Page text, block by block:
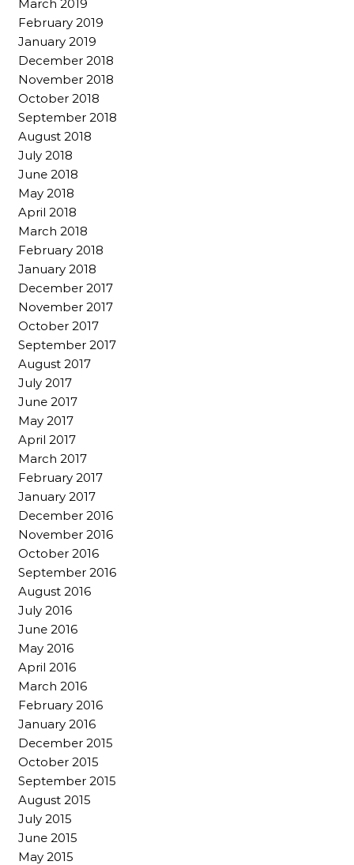
March 2019
February 2019
January 2019
December 2018
November 2018
October 2018
September 2018
August 2018
July 2018
June 2018
May 2018
April 2018
March 2018
February 2018
January 2018
December 2017
November 2017
October 2017
September 2017
August 2017
July 2017
June 2017
May 2017
April 2017
March 2017
February 2017
January 2017
December 2016
November 2016
October 2016
September 2016
August 2016
July 2016
June 2016
May 2016
April 2016
March 2016
February 2016
January 2016
December 2015
October 2015
September 2015
August 2015
July 2015
June 2015
May 2015